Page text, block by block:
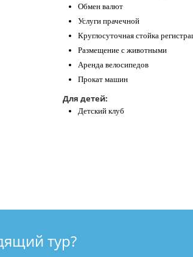
Обмен валют
Услуги прачечной
Круглосуточная стойка
Размещение с животными
Аренда велосипедов
Прокат машин
Для детей:
Детский клуб
тур?